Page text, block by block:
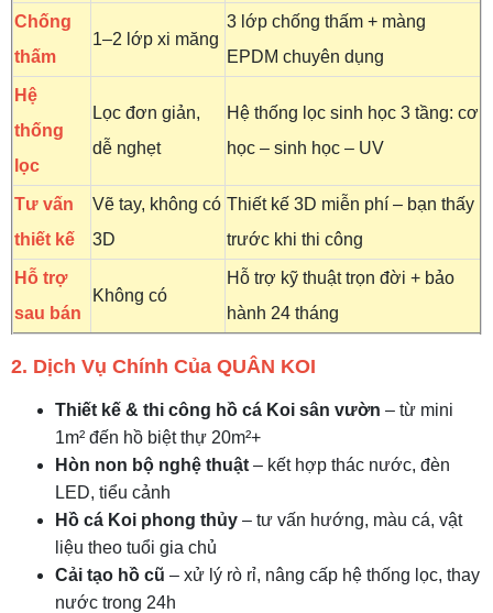
Chống
thấm
1–2 lớp xi măng
3 lớp chống thấm + màng
EPDM chuyên dụng
Hệ
thống
lọc
Lọc đơn giản,
dễ nghẹt
Hệ thống lọc sinh học 3 tầng: cơ
học – sinh học – UV
Tư vấn
thiết kế
Vẽ tay, không có
3D
Thiết kế 3D miễn phí – bạn thấy
trước khi thi công
Hỗ trợ
sau bán
Không có
Hỗ trợ kỹ thuật trọn đời + bảo
hành 24 tháng
2. Dịch Vụ Chính Của QUÂN KOI
Thiết kế & thi công hồ cá Koi sân vườn – từ mini
1m² đến hồ biệt thự 20m²+
Hòn non bộ nghệ thuật – kết hợp thác nước, đèn
LED, tiểu cảnh
Hồ cá Koi phong thủy – tư vấn hướng, màu cá, vật
liệu theo tuổi gia chủ
Cải tạo hồ cũ – xử lý rò rỉ, nâng cấp hệ thống lọc, thay
nước trong 24h